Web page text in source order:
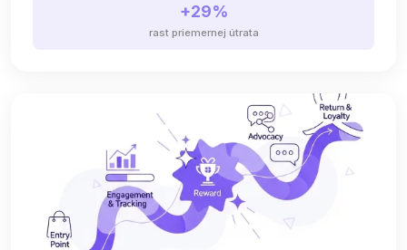
+29%
rast priemernej útrata